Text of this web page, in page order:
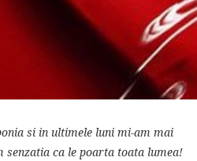
si in ultimele luni mi-am mai
senzatia ca le poarta toata lumea!